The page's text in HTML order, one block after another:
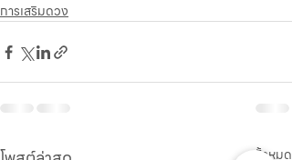
การเสริมดวง
ดูทั้งหมด